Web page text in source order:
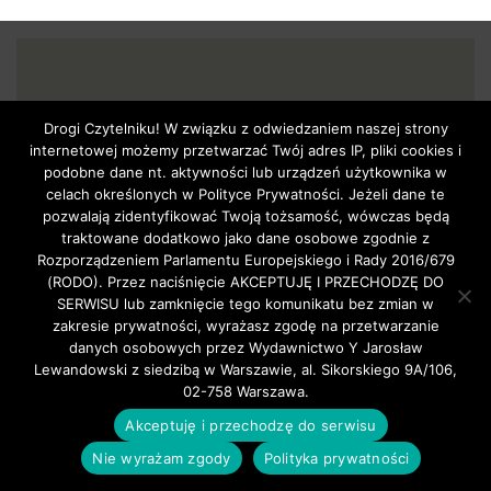
GŁÓWNA
W NUMERZE…
KINO STRZAŁ.pl
WIADOMOŚCI
PRAWO
SPORT
O NAS
TU KUPISZ STRZAŁ.pl
PRENUMERATA
POLITYKA PRYWATNOŚCI
Drogi Czytelniku! W związku z odwiedzaniem naszej strony
internetowej możemy przetwarzać Twój adres IP, pliki cookies i
podobne dane nt. aktywności lub urządzeń użytkownika w
celach określonych w Polityce Prywatności. Jeżeli dane te
pozwalają zidentyfikować Twoją tożsamość, wówczas będą
traktowane dodatkowo jako dane osobowe zgodnie z
Rozporządzeniem Parlamentu Europejskiego i Rady 2016/679
(RODO). Przez naciśnięcie AKCEPTUJĘ I PRZECHODZĘ DO
SERWISU lub zamknięcie tego komunikatu bez zmian w
zakresie prywatności, wyrażasz zgodę na przetwarzanie
danych osobowych przez Wydawnictwo Y Jarosław
Lewandowski z siedzibą w Warszawie, al. Sikorskiego 9A/106,
02-758 Warszawa.
Akceptuję i przechodzę do serwisu
Nie wyrażam zgody
Polityka prywatności